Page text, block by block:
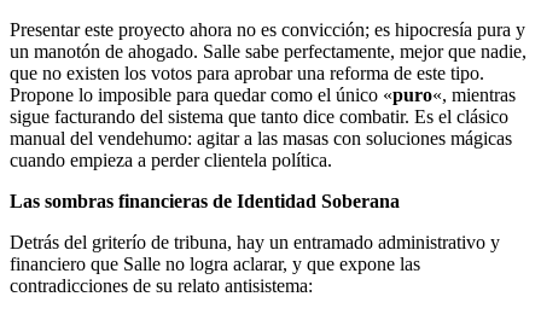
Presentar este proyecto ahora no es convicción; es hipocresía pura y
un manotón de ahogado. Salle sabe perfectamente, mejor que nadie,
que no existen los votos para aprobar una reforma de este tipo.
Propone lo imposible para quedar como el único «puro«, mientras
sigue facturando del sistema que tanto dice combatir. Es el clásico
manual del vendehumo: agitar a las masas con soluciones mágicas
cuando empieza a perder clientela política.
Las sombras financieras de Identidad Soberana
Detrás del griterío de tribuna, hay un entramado administrativo y
financiero que Salle no logra aclarar, y que expone las
contradicciones de su relato antisistema: